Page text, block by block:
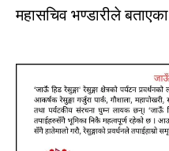
महासचिव भण्डारीले बताएका